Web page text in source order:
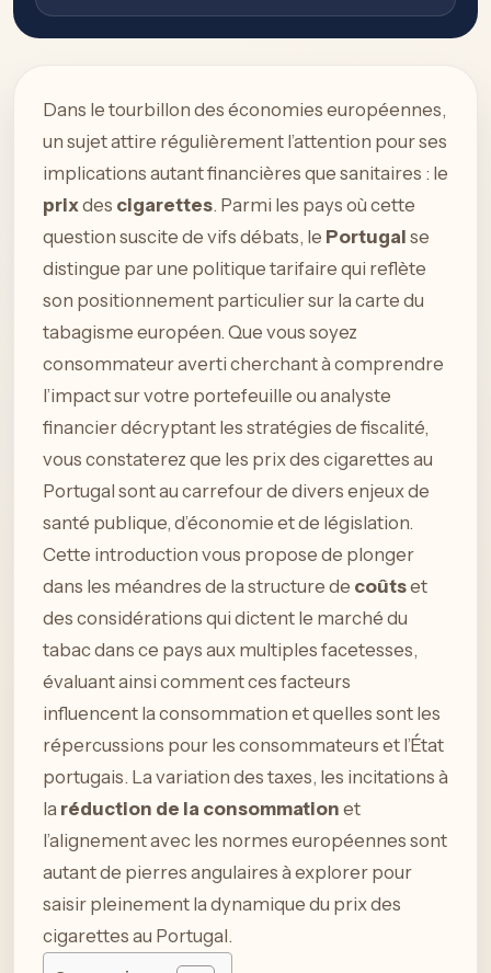
Dans le tourbillon des économies européennes,
un sujet attire régulièrement l’attention pour ses
implications autant financières que sanitaires : le
prixdes cigarettes. Parmi les pays où cette
question suscite de vifs débats, le Portugal se
distingue par une politique tarifaire qui reflète
son positionnement particulier sur la carte du
tabagisme européen. Que vous soyez
consommateur averti cherchant à comprendre
l’impact sur votre portefeuille ou analyste
financier décryptant les stratégies de fiscalité,
vous constaterez que les prix des cigarettes au
Portugal sont au carrefour de divers enjeux de
santé publique, d’économie et de législation.
Cette introduction vous propose de plonger
dans les méandres de la structure de coûtset
des considérations qui dictent le marché du
tabac dans ce pays aux multiples facetesses,
évaluant ainsi comment ces facteurs
influencent la consommation et quelles sont les
répercussions pour les consommateurs et l’État
portugais. La variation des taxes, les incitations à
la réduction de la consommation et
l’alignement avec les normes européennes sont
autant de pierres angulaires à explorer pour
saisir pleinement la dynamique du prix des
cigarettes au Portugal.